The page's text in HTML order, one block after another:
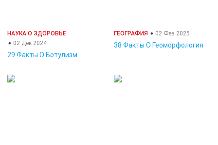
НАУКА О ЗДОРОВЬЕ
02 Дек 2024
29 Факты О Ботулизм
ГЕОГРАФИЯ 02 Фев 2025
38 Факты О Геоморфология